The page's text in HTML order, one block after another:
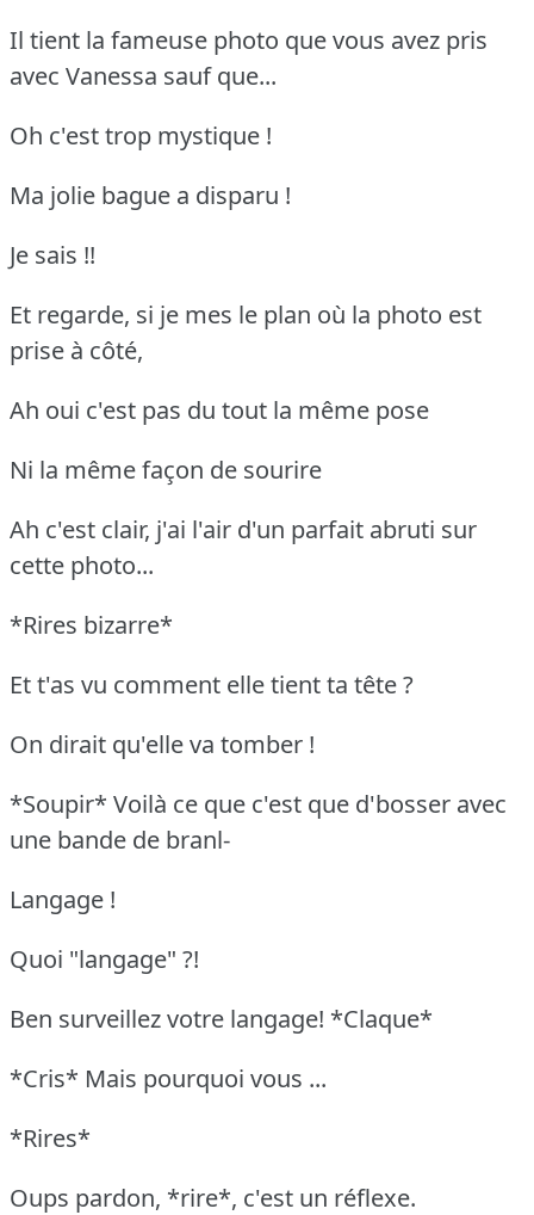
Il tient la fameuse photo que vous avez pris
avec Vanessa sauf que...
Oh c'est trop mystique !
Ma jolie bague a disparu !
Je sais !!
Et regarde, si je mes le plan où la photo est
prise à côté,
Ah oui c'est pas du tout la même pose
Ni la même façon de sourire
Ah c'est clair, j'ai l'air d'un parfait abruti sur
cette photo...
*Rires bizarre*
Et t'as vu comment elle tient ta tête ?
On dirait qu'elle va tomber !
*Soupir* Voilà ce que c'est que d'bosser avec
une bande de branl-
Langage !
Quoi "langage" ?!
Ben surveillez votre langage! *Claque*
*Cris* Mais pourquoi vous ...
*Rires*
Oups pardon, *rire*, c'est un réflexe.